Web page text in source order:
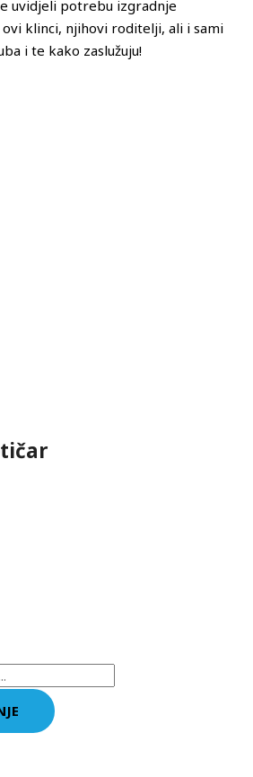
uvidjeli potrebu izgradnje
klinci, njihovi roditelji, ali i sami
i te kako zaslužuju!